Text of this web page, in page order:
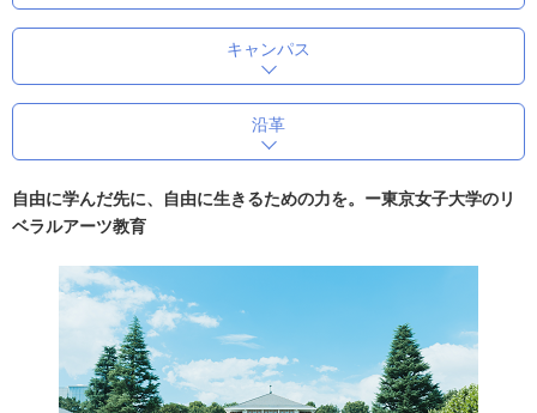
キャンパス
沿革
自由に学んだ先に、自由に生きるための力を。ー東京女子大学のリ
ベラルアーツ教育